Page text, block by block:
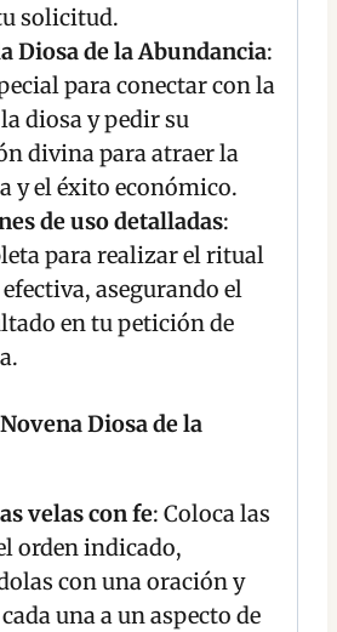
solicitud.
Diosa de la Abundancia:
para conectar con la
diosa y pedir su
divina para atraer la
y el éxito económico.
de uso detalladas:
para realizar el ritual
asegurando el
en tu petición de
Diosa de la
velas con fe: Coloca las
orden indicado,
con una oración y
una a un aspecto de